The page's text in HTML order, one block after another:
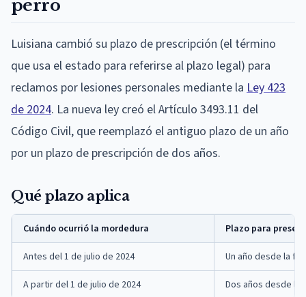
perro
Luisiana cambió su plazo de prescripción (el término
que usa el estado para referirse al plazo legal) para
reclamos por lesiones personales mediante la Ley 423
de 2024. La nueva ley creó el Artículo 3493.11 del
Código Civil, que reemplazó el antiguo plazo de un año
por un plazo de prescripción de dos años.
Qué plazo aplica
Cuándo ocurrió la mordedura Plazo para
Antes del 1 de julio de 2024 Un año desde la
A partir del 1 de julio de 2024 Dos años desde la